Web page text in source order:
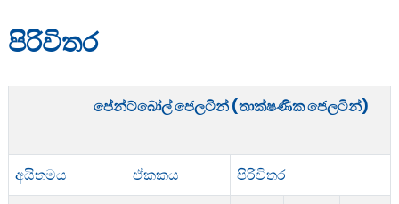
පිරිවිතර
පේන්ට්බෝල් ජෙලටින් (තාක්ෂණික ජෙලටින්)
අයිතමය ඒකකය
පිරිවිතර